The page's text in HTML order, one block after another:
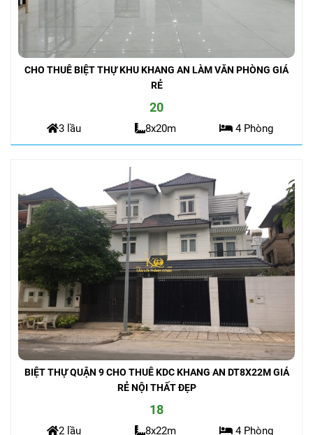
CHO THUÊ BIỆT THỰ KHU KHANG AN LÀM VĂN PHÒNG GIÁ
RẺ
20
3 lầu 8x20m 4 Phòng
BIỆT THỰ QUẬN 9 CHO THUÊ KDC KHANG AN DT8X22M GIÁ
RẺ NỘI THẤT ĐẸP
18
2 lầu 8x22m 4 Phòng